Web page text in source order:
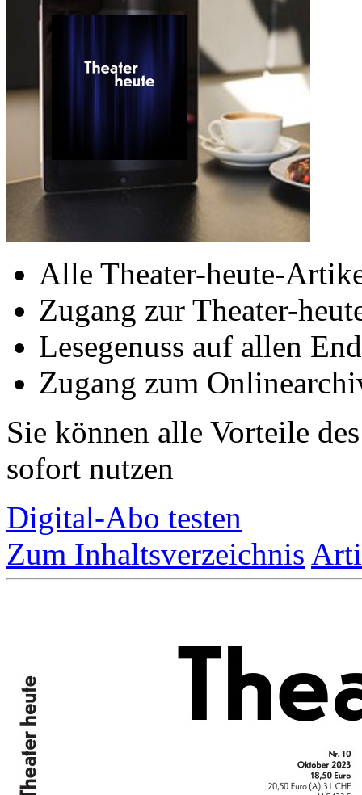
Alle Theater-heute-
Zugang zur Theater-
Lesegenuss auf allen
Zugang zum
Sie können alle Vorteile
sofort nutzen
Digital-Abo testen
Zum Inhaltsverzeichnis